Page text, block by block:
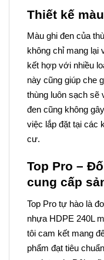
Thiết kế
Màu ghi đen của
không chỉ mang lại
kết hợp với nhiều
này cũng giúp che
thùng luôn sạch sẽ
đen cũng không
việc lắp đặt tại các
cư.
Top Pro –
cung cấp
Top Pro tự hào là
nhựa HDPE 240L
tôi cam kết mang
phẩm đạt tiêu